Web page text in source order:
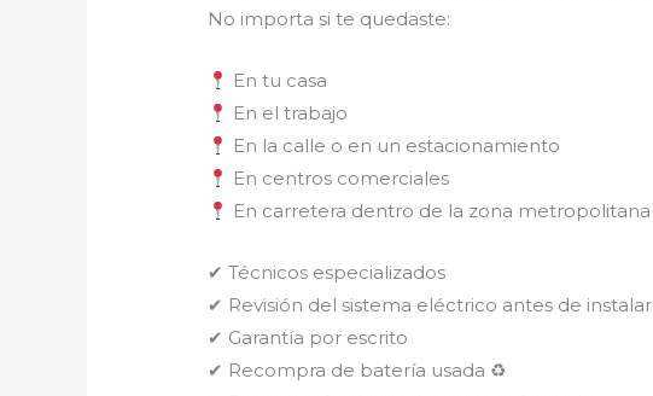
No importa si te quedaste:
En tu casa
En el trabajo
En la calle o en un estacionamiento
En centros comerciales
En carretera dentro de la zona metropolitana
✔ Técnicos especializados
✔ Revisión del sistema eléctrico antes de instalar
✔ Garantía por escrito
✔ Recompra de batería usada ♻